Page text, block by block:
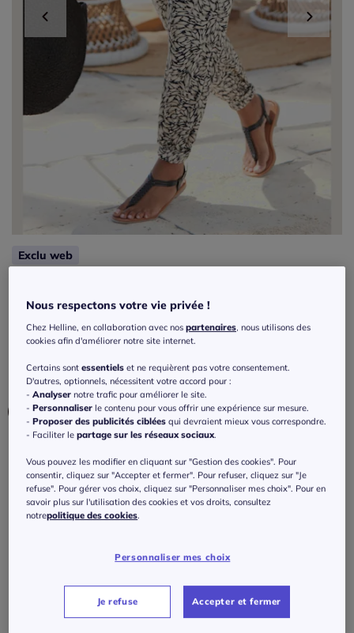
Exclu web
pour l'été
Réf : 174.434.002 4.7/5- 20 avis
Couleur :noir-taupe imprimé
Veuillez sélectionner une taille
36 -En stock
En stock
J'ajoute au panier
Nous respectons votre vie privée !
Chez Helline, en collaboration avec nospartenaires , nous utilisons des
cookies afin d'améliorer notre site internet.
Certains sontessentiels et ne requièrent pas votre consentement.
D'autres, optionnels, nécessitent votre accord pour :
-Analyser notre trafic pour améliorer le site.
-Personnaliser le contenu pour vous offrir une expérience sur mesure.
-Proposer des publicités ciblées qui devraient mieux vous correspondre.
- Faciliter lepartage sur les réseaux sociaux
Vous pouvez les modifier en cliquant sur "Gestion des cookies". Pour
consentir, cliquez sur "Accepter et fermer". Pour refuser, cliquez sur "Je
refuse". Pour gérer vos choix, cliquez sur "Personnaliser mes choix". Pour en
savoir plus sur l'utilisation des cookies et vos droits, consultez
notrepolitique des cookies
Personnaliser mes choix
Je refuse Accepter et fermer